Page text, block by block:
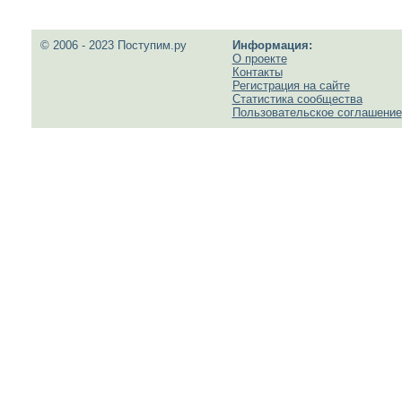
© 2006 - 2023 Поступим.ру
Информация:
О проекте
Контакты
Регистрация на сайте
Статистика сообщества
Пользовательское соглашение